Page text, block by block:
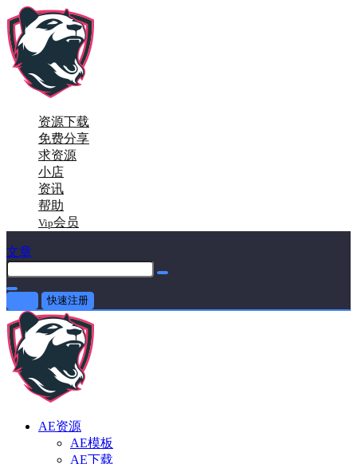
资源下载
免费分享
求资源
小店
资讯
帮助
Vip会员
文章
快速注册
AE资源
AE模板
AE下载